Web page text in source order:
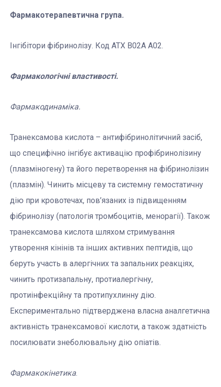
Фармакотерапевтична група.
Інгібітори фібринолізу. Код АТХ B02A A02.
Фармакологічні властивості.
Фармакодинаміка.
Транексамова кислота – антифібринолітичний засіб,
що специфічно інгібує активацію профібринолізину
(плазміногену) та його перетворення на фібринолізин
(плазмін). Чинить місцеву та системну гемостатичну
дію при кровотечах, пов’язаних із підвищенням
фібринолізу (патологія тромбоцитів, менорагії). Також
транексамова кислота шляхом стримування
утворення кінінів та інших активних пептидів, що
беруть участь в алергічних та запальних реакціях,
чинить протизапальну, протиалергічну,
протиінфекційну та протипухлинну дію.
Експериментально підтверджена власна аналгетична
активність транексамової кислоти, а також здатність
посилювати знеболювальну дію опіатів.
Фармакокінетика.